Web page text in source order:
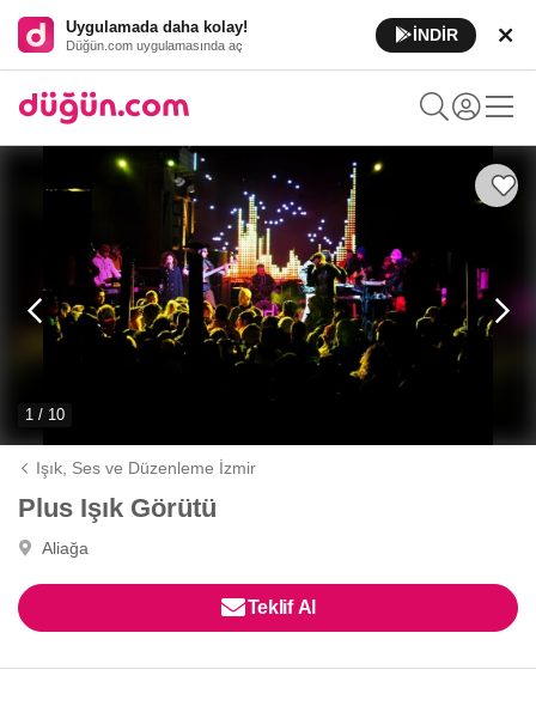
Uygulamada daha kolay!
Düğün.com uygulamasında aç
İNDİR
1 / 10
Işık, Ses ve Düzenleme İzmir
Plus Işık Görütü
Aliağa
Teklif Al